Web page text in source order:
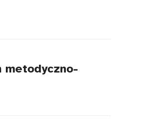
metodyczno-